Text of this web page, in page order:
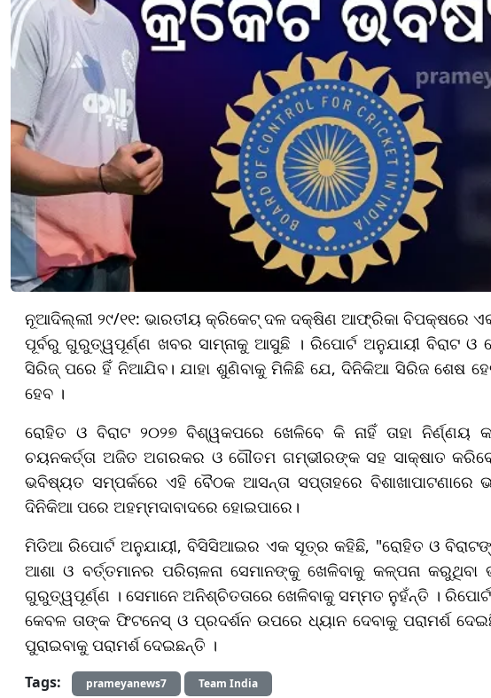
ନୂଆଦିଲ୍ଲୀ ୨୯/୧୧: ଭାରତୀୟ କ୍ରିକେଟ୍ ଦଳ ଦକ୍ଷିଣ ଆଫ୍ରିକା ବିପକ୍ଷରେ
ପୂର୍ବରୁ ଗୁରୁତ୍ୱପୂର୍ଣ୍ଣ ଖବର ସାମ୍ନାକୁ ଆସୁଛି । ରିପୋର୍ଟ ଅନୁଯାୟୀ
ସିରିଜ୍ ପରେ ହିଁ ନିଆଯିବ। ଯାହା ଶୁଣିବାକୁ ମିଳିଛି ଯେ, ଦିନିକିଆ ସିରିଜ ଶେଷ
ହେବ ।
ରୋହିତ ଓ ବିରାଟ ୨୦୨୭ ବିଶ୍ୱକପରେ ଖେଳିବେ କି ନାହିଁ ତାହା ନିର୍ଣ୍ଣୟ
ଚୟନକର୍ତ୍ତା ଅଜିତ ଅଗରକର ଓ ଗୌତମ ଗମ୍ଭୀରଙ୍କ ସହ ସାକ୍ଷାତ
ଭବିଷ୍ୟତ ସମ୍ପର୍କରେ ଏହି ବୈଠକ ଆସନ୍ତା ସପ୍ତାହରେ
ଦିନିକିଆ ପରେ ଅହମ୍ମଦାବାଦରେ ହୋଇପାରେ।
ମିଡିଆ ରିପୋର୍ଟ ଅନୁଯାୟୀ, ବିସିସିଆଇର ଏକ ସୂତ୍ର କହିଛି, "ରୋହିତ ଓ
ଆଶା ଓ ବର୍ତ୍ତମାନର ପରିଚାଳନା ସେମାନଙ୍କୁ ଖେଳିବାକୁ କଳ୍ପନା
ଗୁରୁତ୍ୱପୂର୍ଣ୍ଣ । ସେମାନେ ଅନିଶ୍ଚିତତାରେ ଖେଳିବାକୁ ସମ୍ମତ ନୁହଁନ୍ତି ।
କେବଳ ତାଙ୍କ ଫିଟନେସ୍ ଓ ପ୍ରଦର୍ଶନ ଉପରେ ଧ୍ୟାନ ଦେବାକୁ ପରାମର୍ଶ
ପୁରାଇବାକୁ ପରାମର୍ଶ ଦେଇଛନ୍ତି ।
Tags: prameyanews7 Team India